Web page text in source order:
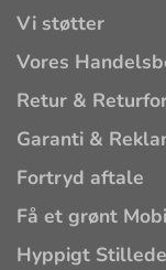
Vi støtter
Vores
Retur &
Garanti &
Fortryd aftale
Få et grønt
Hyppigt